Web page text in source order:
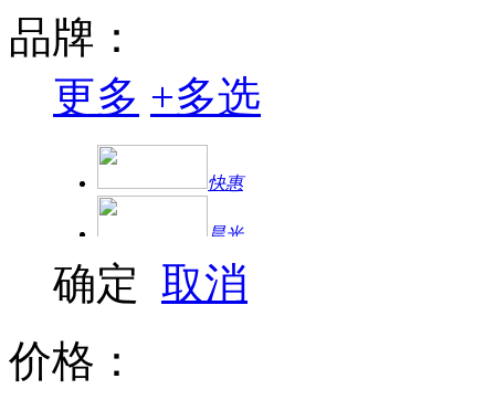
品牌：
更多 +多选
快惠
晨光
三星
确定 取消
价格：